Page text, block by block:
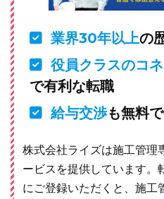
業界30年以上の
役員クラスのコ
で有利な転職
給与交渉も無料
株式会社ライズは施工管理
ービスを提供しています。
にご登録いただくと、施工